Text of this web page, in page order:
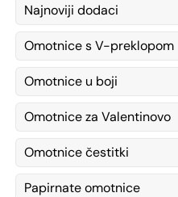
Najnoviji dodaci
Omotnice s V-preklopom
Omotnice u boji
Omotnice za Valentinovo
Omotnice čestitki
Papirnate omotnice